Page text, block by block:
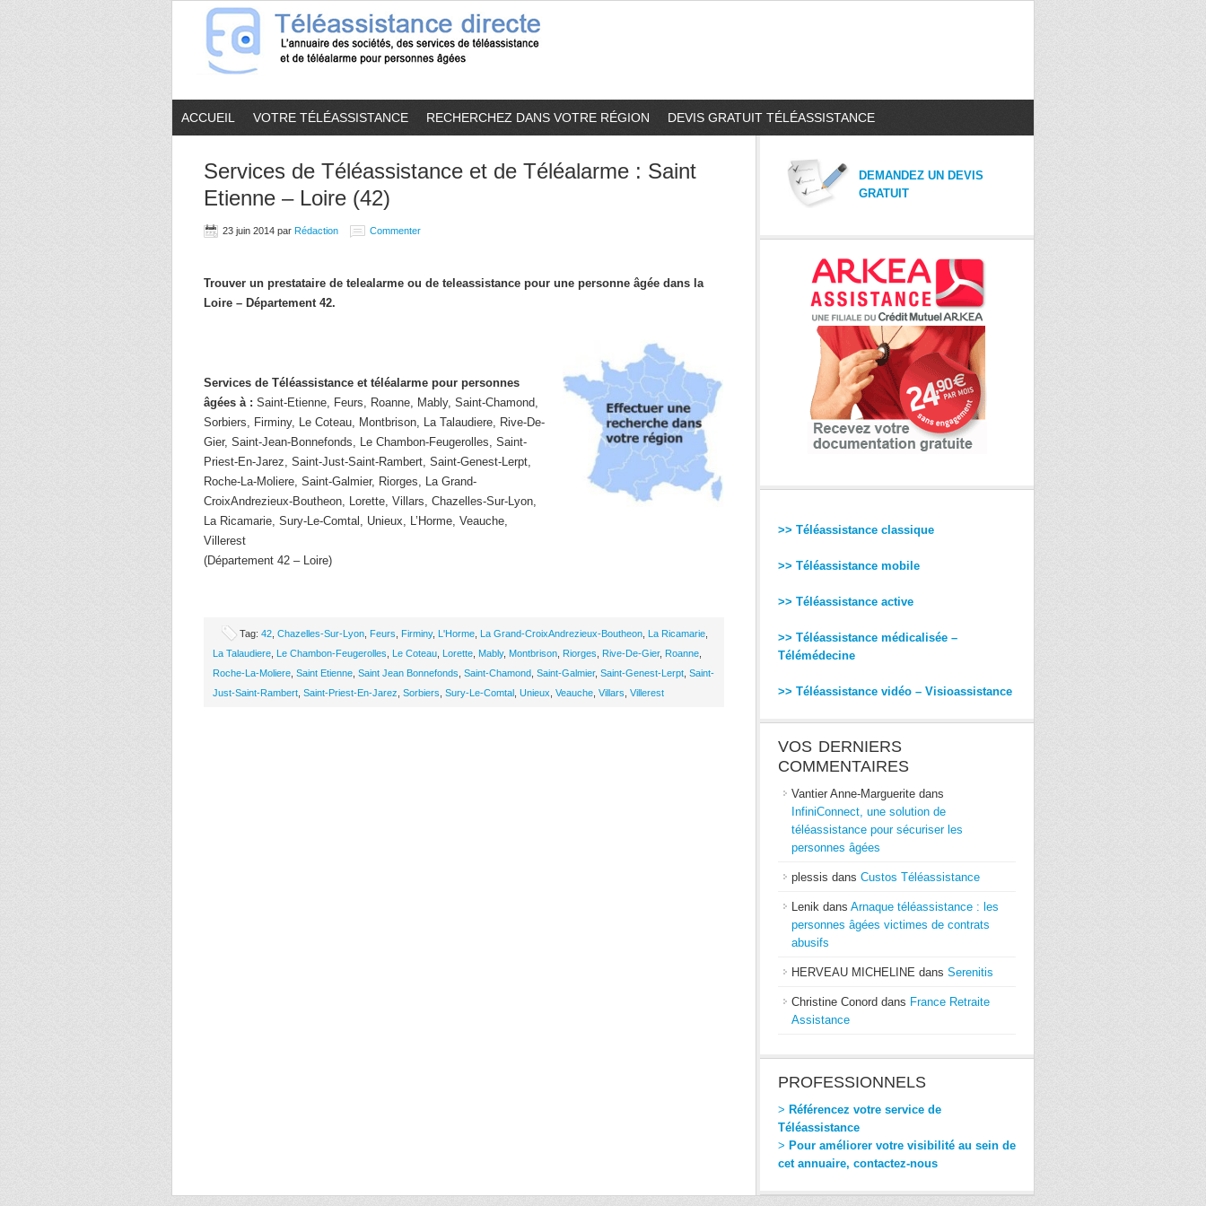
ACCUEIL VOTRE TÉLÉASSISTANCE RECHERCHEZ DANS VOTRE RÉGION DEVIS GRATUIT TÉLÉASSISTANCE
Services de Téléassistance et de Téléalarme : Saint
Etienne – Loire (42)
23 juin 2014 par Rédaction Commenter
Trouver un prestataire de telealarme ou de teleassistance pour une personne âgée dans la
Loire – Département 42.
Services de Téléassistance et téléalarme pour personnes
âgées à : Saint-Etienne, Feurs, Roanne, Mably, Saint-Chamond,
Sorbiers, Firminy, Le Coteau, Montbrison, La Talaudiere, Rive-De-
Gier, Saint-Jean-Bonnefonds, Le Chambon-Feugerolles, Saint-
Priest-En-Jarez, Saint-Just-Saint-Rambert, Saint-Genest-Lerpt,
Roche-La-Moliere, Saint-Galmier, Riorges, La Grand-
CroixAndrezieux-Boutheon, Lorette, Villars, Chazelles-Sur-Lyon,
La Ricamarie, Sury-Le-Comtal, Unieux, L’Horme, Veauche,
Villerest
(Département 42 – Loire)
Tag: 42 Chazelles-Sur-Lyon Feurs Firminy, L'Horme La Grand-CroixAndrezieux-Boutheon La Ricamarie
La Talaudiere Le Chambon-Feugerolles Le Coteau Lorette Mably, Montbrison Riorges Rive-De-Gier, Roanne
Roche-La-Moliere Saint Etienne Saint Jean Bonnefonds Saint-Chamond Saint-Galmier, Saint-Genest-Lerpt Saint-
Just-Saint-Rambert Saint-Priest-En-Jarez Sorbiers Sury-Le-Comtal Unieux Veauche Villars Villerest
DEMANDEZ UN DEVIS
GRATUIT
>> Téléassistance classique
>> Téléassistance mobile
>> Téléassistance active
>> Téléassistance médicalisée –
Télémédecine
>> Téléassistance vidéo – Visioassistance
VOS DERNIERS
COMMENTAIRES
Vantier Anne-Marguerite dans
InfiniConnect, une solution de
téléassistance pour sécuriser les
personnes âgées
plessis dans Custos Téléassistance
Lenik dans Arnaque téléassistance : les
personnes âgées victimes de contrats
abusifs
HERVEAU MICHELINE dans Serenitis
Christine Conord dans France Retraite
Assistance
PROFESSIONNELS
> Référencez votre service de
Téléassistance
> Pour améliorer votre visibilité au sein de
cet annuaire, contactez-nous